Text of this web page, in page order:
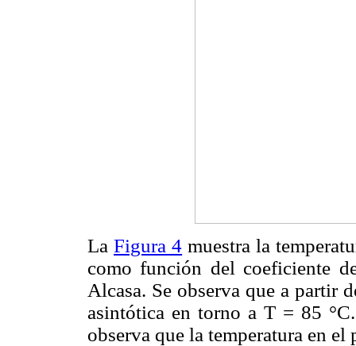
LaFigura 4 muestra la
como función del coeficiente
Alcasa. Se observa que a partir
asintótica en torno a T = 85
observa que la temperatura en